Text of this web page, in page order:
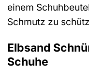
einem
Schmutz zu
Elbsand
Schuhe